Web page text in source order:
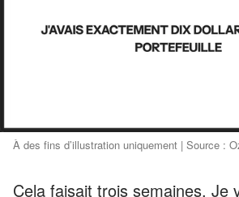
À des fins d’illustration uniquement | Source :
Cela faisait trois semaines. Je